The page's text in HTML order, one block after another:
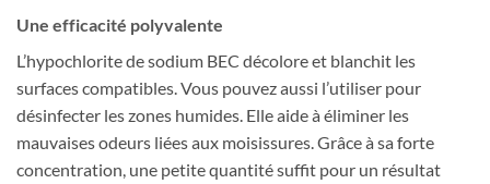
Une efficacité polyvalente
L’hypochlorite de sodium BEC décolore et blanchit les
surfaces compatibles. Vous pouvez aussi l’utiliser pour
désinfecter les zones humides. Elle aide à éliminer les
mauvaises odeurs liées aux moisissures. Grâce à sa forte
concentration, une petite quantité suffit pour un résultat